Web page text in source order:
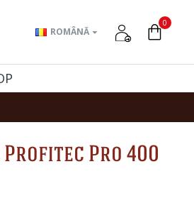
ROMÂNĂ
0
Profitec Pro 400